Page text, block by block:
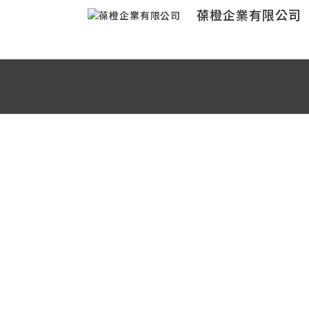
葆橙企業有限公司